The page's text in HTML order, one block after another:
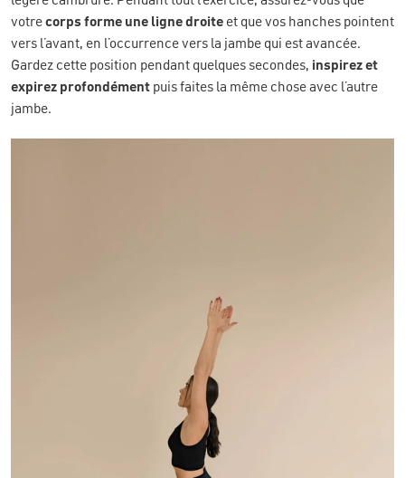
votrecorps forme une ligne droite et que vos hanches pointent
vers l’avant, en l’occurrence vers la jambe qui est avancée.
Gardez cette position pendant quelques secondes, inspirez et
expirez profondément puis faites la même chose avec l’autre
jambe.